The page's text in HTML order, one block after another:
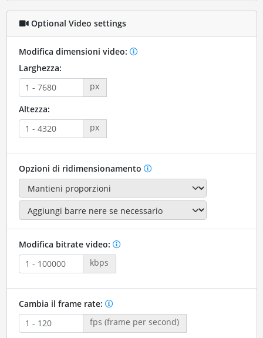
Optional Video settings
Modifica dimensioni video:
Larghezza:
px
Altezza:
px
Opzioni di ridimensionamento
Modifica bitrate video:
kbps
Cambia il frame rate:
fps (frame per second)